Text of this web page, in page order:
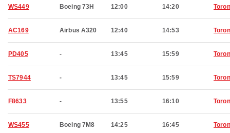
WS449 Boeing 73H 12:00 14:20
AC169 Airbus A320 12:40 14:53
PD405 - 13:45 15:59
TS7944 - 13:45 15:59
F8633 - 13:55 16:10
WS455 Boeing 7M8 14:25 16:45